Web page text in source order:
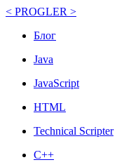
< PROGLER >
Блог
Java
JavaScript
HTML
Technical Scripter
C++